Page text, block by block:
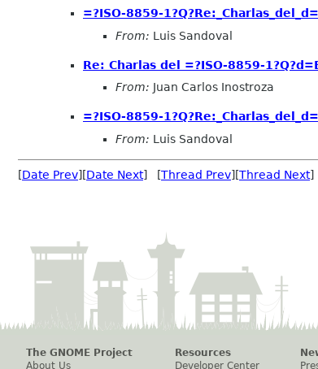
=?ISO-8859-
From: Luis Sandoval
Re: Charlas del =?ISO-8859-
From: Juan Carlos Inostroza
=?ISO-8859-
From: Luis Sandoval
[Date Prev][Date Next] [Thread Prev][Thread Next]
The GNOME Project
About Us
Resources
Developer Center